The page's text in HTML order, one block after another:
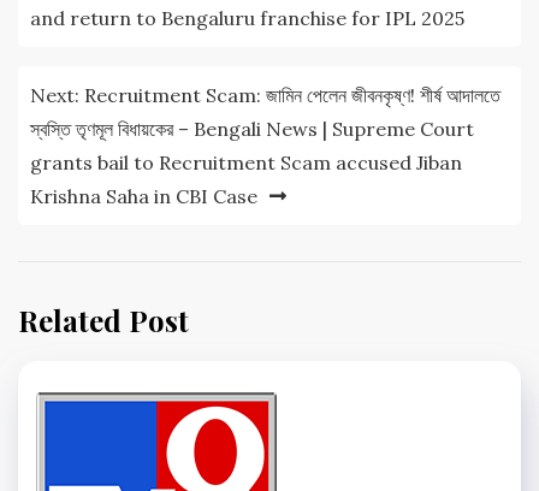
and return to Bengaluru franchise for IPL 2025
Next: Recruitment Scam: জামিন পেলেন জীবনকৃষ্ণ! শীর্ষ আদালতে
স্বস্তি তৃণমূল বিধায়কের – Bengali News | Supreme Court
grants bail to Recruitment Scam accused Jiban
Krishna Saha in CBI Case
Related Post